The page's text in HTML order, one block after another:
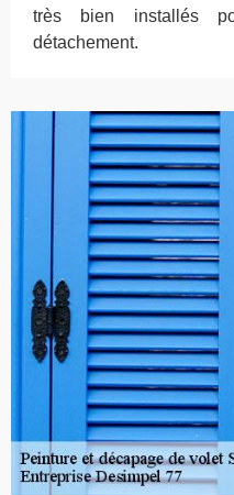
très bien installés
détachement.